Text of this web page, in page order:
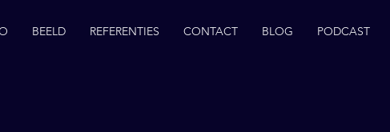
BEELD REFERENTIES CONTACT BLOG PODCAST